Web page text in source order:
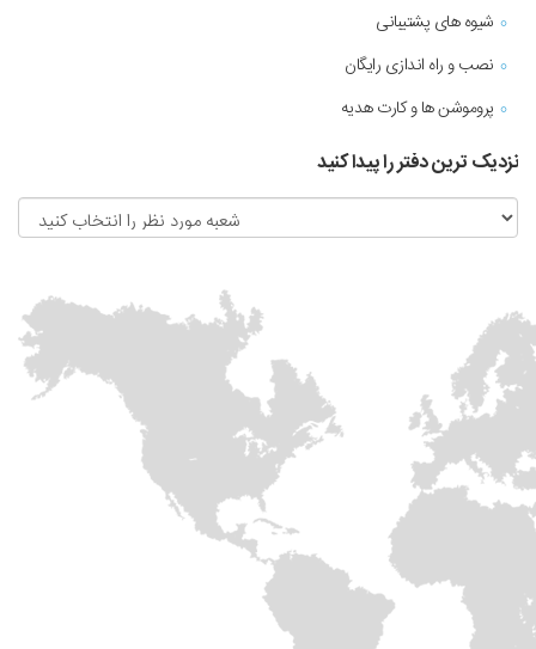
شیوه های پشتیبانی
نصب و راه اندازی رایگان
پروموشن ها و کارت هدیه
نزدیک ترین دفتر را پیدا کنید